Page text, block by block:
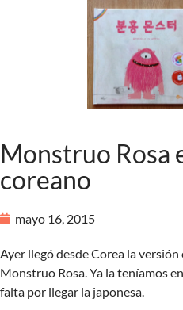
Monstruo Rosa
coreano
mayo 16, 2015
Ayer llegó desde Corea la versión
Monstruo Rosa. Ya la teníamos
falta por llegar la japonesa.